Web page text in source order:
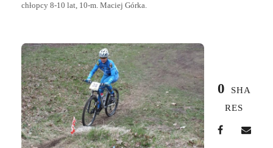
chłopcy 8-10 lat, 10-m. Maciej Górka.
0
SHA
RES